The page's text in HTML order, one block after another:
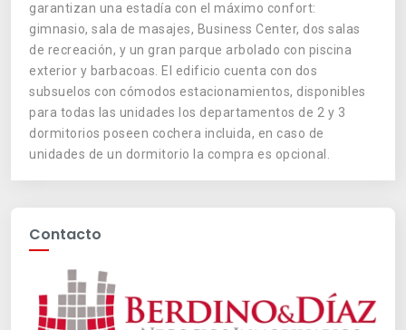
garantizan una estadía con el máximo confort:
gimnasio, sala de masajes, Business Center, dos salas
de recreación, y un gran parque arbolado con piscina
exterior y barbacoas. El edificio cuenta con dos
subsuelos con cómodos estacionamientos, disponibles
para todas las unidades los departamentos de 2 y 3
dormitorios poseen cochera incluida, en caso de
unidades de un dormitorio la compra es opcional.
Contacto